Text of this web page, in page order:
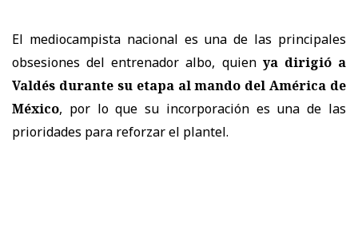
El mediocampista nacional es una de las principales
obsesiones del entrenador albo, quien ya dirigió a
Valdés durante su etapa al mando del América de
México, por lo que su incorporación es una de las
prioridades para reforzar el plantel.